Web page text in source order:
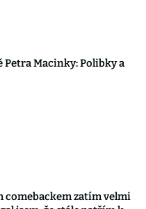
Petra Macinky: Polibky a
comebackem zatím velmi